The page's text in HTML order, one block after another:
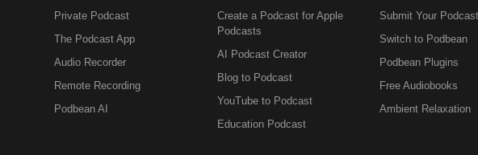
Private Podcast
The Podcast App
Audio Recorder
Remote Recording
Podbean AI
Create a Podcast for Apple
Podcasts
AI Podcast Creator
Blog to Podcast
YouTube to Podcast
Education Podcast
Submit Your Podcast
Switch to Podbean
Podbean Plugins
Free Audiobooks
Ambient Relaxation